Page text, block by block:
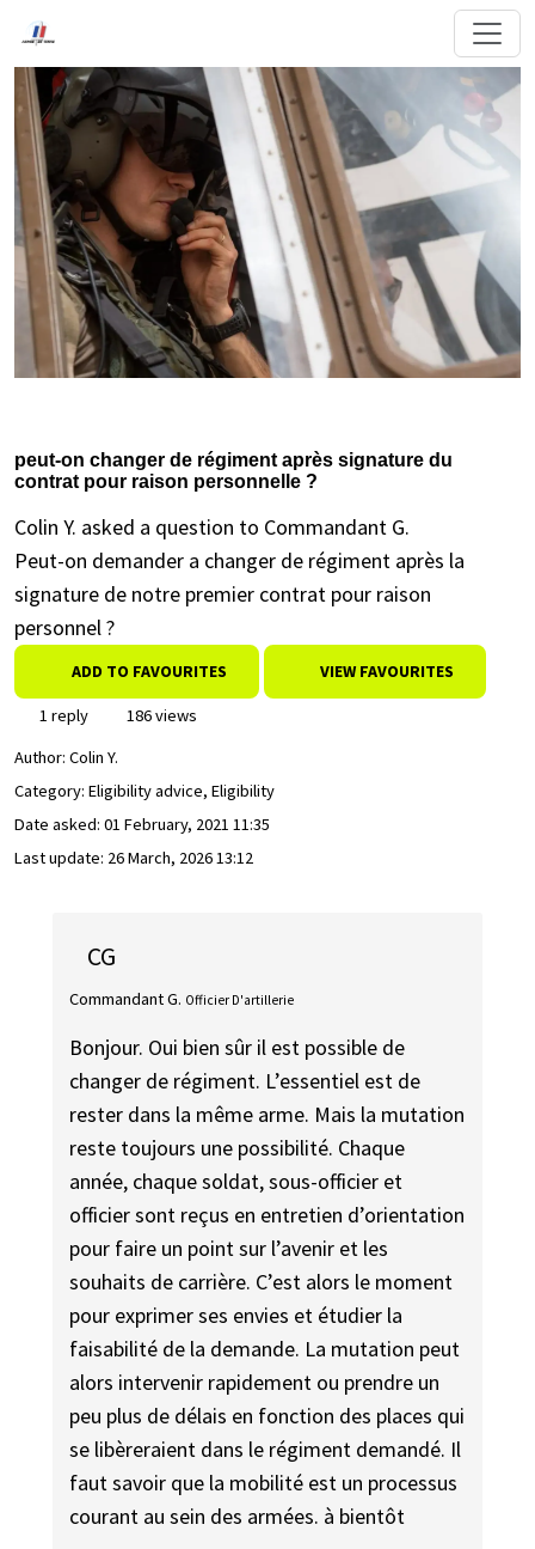
peut-on changer de régiment après signature du
contrat pour raison personnelle ?
Colin Y. asked a question to Commandant G.
Peut-on demander a changer de régiment après la
signature de notre premier contrat pour raison
personnel ?
ADD TO FAVOURITES VIEW FAVOURITES
1 reply
186 views
Author: Colin Y.
Category: Eligibility advice, Eligibility
Date asked: 01 February, 2021 11:35
Last update: 26 March, 2026 13:12
CG
Commandant G. Officier D'artillerie
Bonjour. Oui bien sûr il est possible de
changer de régiment. L’essentiel est de
rester dans la même arme. Mais la mutation
reste toujours une possibilité. Chaque
année, chaque soldat, sous-officier et
officier sont reçus en entretien d’orientation
pour faire un point sur l’avenir et les
souhaits de carrière. C’est alors le moment
pour exprimer ses envies et étudier la
faisabilité de la demande. La mutation peut
alors intervenir rapidement ou prendre un
peu plus de délais en fonction des places qui
se libèreraient dans le régiment demandé. Il
faut savoir que la mobilité est un processus
courant au sein des armées. à bientôt